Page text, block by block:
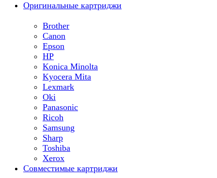
Оригинальные картриджи
Brother
Canon
Epson
HP
Konica Minolta
Kyocera Mita
Lexmark
Oki
Panasonic
Ricoh
Samsung
Sharp
Toshiba
Xerox
Совместимые картриджи